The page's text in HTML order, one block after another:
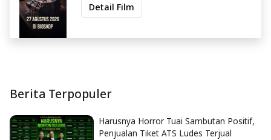
Detail Film
Berita Terpopuler
Harusnya Horror Tuai Sambutan Positif,
Penjualan Tiket ATS Ludes Terjual